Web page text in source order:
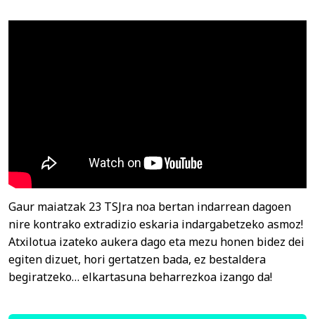
Gaur maiatzak 23 TSJra noa bertan indarrean dagoen
nire kontrako extradizio eskaria indargabetzeko asmoz!
Atxilotua izateko aukera dago eta mezu honen bidez dei
egiten dizuet, hori gertatzen bada, ez bestaldera
begiratzeko… elkartasuna beharrezkoa izango da!